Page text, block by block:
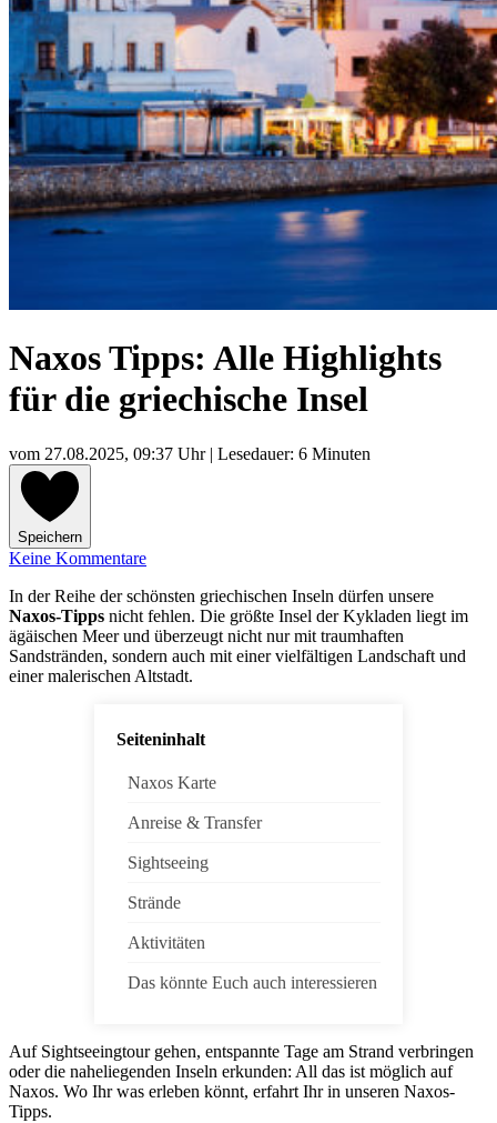
Naxos Tipps: Alle Highlights
für die griechische Insel
vom 27.08.2025, 09:37 Uhr| Lesedauer: 6 Minuten
Speichern
Keine Kommentare
In der Reihe der schönsten griechischen Inseln dürfen unsere
Naxos-Tipps nicht fehlen. Die größte Insel der Kykladen liegt im
ägäischen Meer und überzeugt nicht nur mit traumhaften
Sandstränden, sondern auch mit einer vielfältigen Landschaft und
einer malerischen Altstadt.
Seiteninhalt
Naxos Karte
Anreise & Transfer
Sightseeing
Strände
Aktivitäten
Das könnte Euch auch interessieren
Auf Sightseeingtour gehen, entspannte Tage am Strand verbringen
oder die naheliegenden Inseln erkunden: All das ist möglich auf
Naxos. Wo Ihr was erleben könnt, erfahrt Ihr in unseren Naxos-
Tipps.